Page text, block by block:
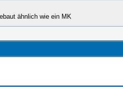
ähnlich wie ein MK